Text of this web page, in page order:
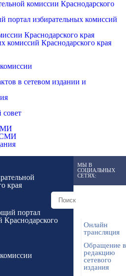
комиссии Краснодарского
избирательных комиссий
Краснодарского края
комиссий Краснодарского края
в сетевом издании и
СМИ
края
портал
Краснодарского
МЫ В
СОЦИАЛЬНЫХ
СЕТЯХ:
Онлайн
трансляция
Обращение в
редакцию
сетевого
издания